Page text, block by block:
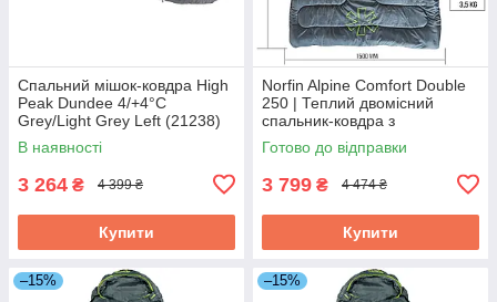
Спальний мішок-ковдра High
Peak Dundee 4/+4°C
Grey/Light Grey Left (21238)
В наявності
3 264 ₴ 4 399 ₴
Купити
Norfin Alpine Comfort Double
250 | Теплий двомісний
спальник-ковдра з
подушками | Для туризму,
кемпінгу та подорожей
Готово до відправки
3 799 ₴ 4 474 ₴
Купити
–15% –15%